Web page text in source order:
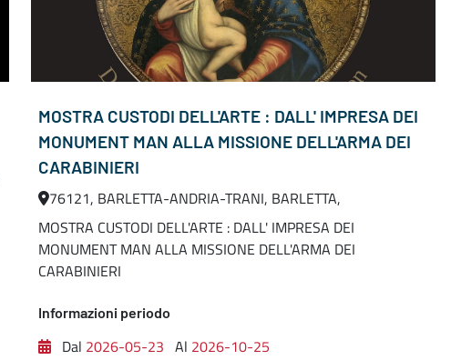
MOSTRA CUSTODI DELL'ARTE : DALL' IMPRESA DEI
MONUMENT MAN ALLA MISSIONE DELL'ARMA DEI
CARABINIERI
76121, BARLETTA-ANDRIA-TRANI, BARLETTA,
MOSTRA CUSTODI DELL'ARTE : DALL' IMPRESA DEI
MONUMENT MAN ALLA MISSIONE DELL'ARMA DEI
CARABINIERI
Informazioni periodo
Dal 2026-05-23 Al 2026-10-25